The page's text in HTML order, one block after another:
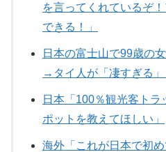
を言ってくれているぞ
できる！」
日本の富士山で99歳の
→タイ人が「凄すぎる」
日本「100％観光客トラ
ポットを教えてほしい」
海外「これが日本で初